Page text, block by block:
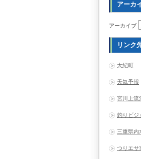
アーカ
アーカイブ
リンク
大紀町
天気予報
宮川上流
釣りビジ
三重県内
つりエサ